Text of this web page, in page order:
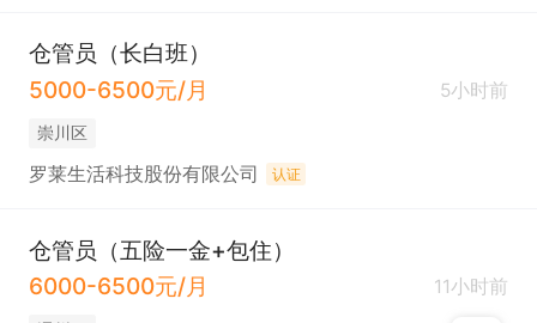
仓管员（长白班）
5000-6500元/月
5小时前
崇川区
罗莱生活科技股份有限公司 认证
仓管员（五险一金+包住）
6000-6500元/月
11小时前